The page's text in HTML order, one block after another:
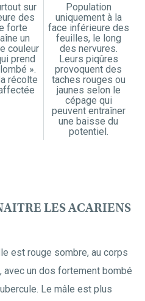
sur
des
forte
un
couleur
prend
».
récolte
Population
uniquement à la
face inférieure des
feuilles, le long
des nervures.
Leurs piqûres
provoquent des
taches rouges ou
jaunes selon le
cépage qui
peuvent entraîner
une baisse du
potentiel.
LES ACARIENS
est rouge sombre, au corps
avec un dos fortement bombé
Le mâle est plus